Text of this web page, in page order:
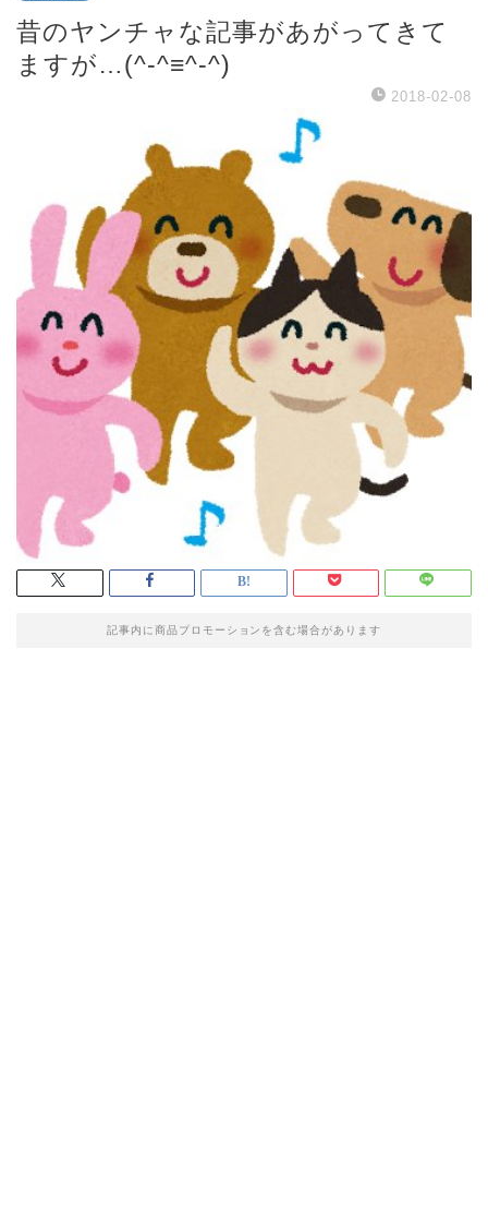
昔のヤンチャな記事があがってきて
ますが…(^-^≡^-^)
2018-02-08
記事内に商品プロモーションを含む場合があります